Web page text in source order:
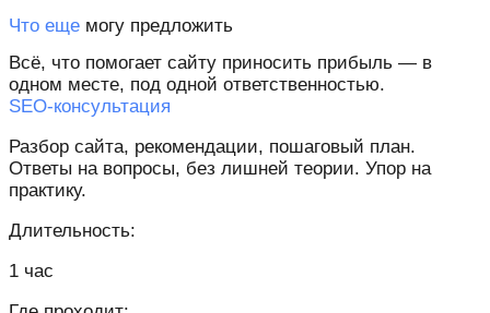
Что еще могу предложить
Всё, что помогает сайту приносить прибыль — в
одном месте, под одной ответственностью.
SEO-консультация
Разбор сайта, рекомендации, пошаговый план.
Ответы на вопросы, без лишней теории. Упор на
практику.
Длительность:
1 час